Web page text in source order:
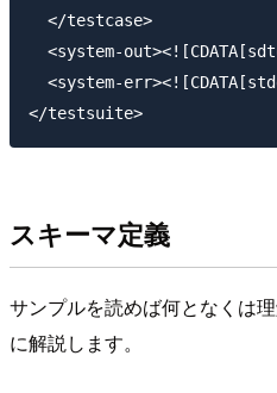
  </testcase>
<system-
<system-
スキーマ定義
サンプルを読めば何となくは
に解説します。